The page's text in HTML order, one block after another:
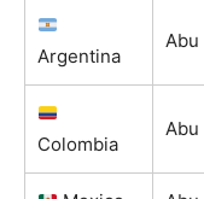
Argentina
Abu
Colombia
Abu